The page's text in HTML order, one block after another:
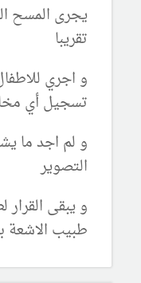
تقريبا
و اجري
تسجيل أي
و لم اجد ما
التصوير
و يبقى
طبيب